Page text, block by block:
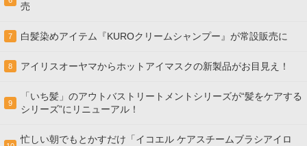
売
7 白髪染めアイテム『KUROクリームシャンプー』が常設販売に
8 アイリスオーヤマからホットアイマスクの新製品がお目見え！
9
「いち髪」のアウトバストリートメントシリーズが“髪をケアする
シリーズ”にリニューアル！
忙しい朝でもとかすだけ「イコエル ケアスチームブラシアイロ